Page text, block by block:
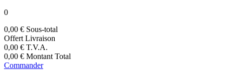
0
0,00 € Sous-total
Offert Livraison
0,00 € T.V.A.
0,00 € Montant Total
Commander